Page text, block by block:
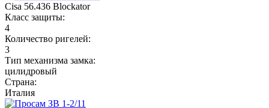
Cisa 56.436 Blockator
Класс защиты:
4
Количество ригелей:
3
Тип механизма замка:
цилидровый
Страна:
Италия